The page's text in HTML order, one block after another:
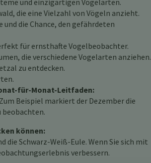
und einzigartigen Vogelarten.
die eine Vielzahl von Vögeln anzieht.
die Chance, den gefährdeten
für ernsthafte Vogelbeobachter.
die verschiedene Vogelarten anziehen.
zu entdecken.
für-Monat-Leitfaden:
Beispiel markiert der Dezember die
beobachten.
können:
die Schwarz-Weiß-Eule. Wenn Sie sich mit
verbessern.